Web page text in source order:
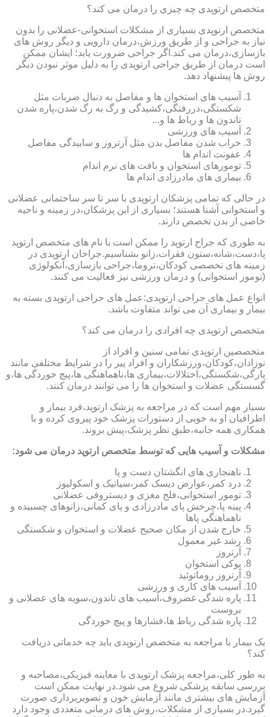
متخصص ارتوپدی چه چیزی را درمان می کند؟
متخصص ارتوپدی بسیاری از مشکلات استخوانی-عضلانی را بدون
نیاز به جراحی و از طریق ورزش،درمان دارویی و دیگر روش های
بازسازی،درمان می کند.اگر جراحی ضرورت یابد؛ ایشان ممکن
است درمان از طریق جراحی ارتوپدی را به دلیل موثر نبودن دیگر
روش ها پیشنهاد دهد.
آسیب های استخوان ها و مفاصل به دنبال ضربات مثل
شکستگی،دررفتگی،کشیدگی و رگ به رگ شدن،پاره شدن
تاندون ها و رباط ها و...
آسیب های ورزشی
خراب شدن مفاصل بدن مثل آرتروز و ساییدگی مفاصل
عفونت اندام ها
تومورهای استخوان و بافت های نرم اندام
بیماری های مادرزادی اندام ها
در حالی که تمامی پزشکان ارتوپدی با سر تا سر ساختمانی عضلانی
و استخوانی آشنا هستند؛ بسیاری از این پزشکان،در زمینه و ناحیه
خاصی از بدن تخصص دارند.
به طوری که جراح ارتوپد را ممکن است با نام های متخصص ارتوپد
پا،دست،شانه،ستون فقرات،زانو بشناسیم.جراحان ارتوپدی در
زمینه های تخصصی کودکان،تروما،جراحی بازسازی،آنکولوژی
(تومور استخوانی) و درمان ورزشی نیز فعالیت می کنند.
انواع عمل های جراحی ارتوپدی:عمل های جراحی ارتوپدی بسته به
بیمار و بیماری آن می تواند متفاوت باشد.
متخصص ارتوپدی چه افرادی را درمان می کند؟
متخصصین ارتوپدی تمامی سنین و افراد از
نوزادان،کودکان،ورزشکاران و افراد پیر را در شرایط مختلفی مانند
پارگی،شکستگی،اختلالات،بیماری ها،ناهماهنگی ها،پیچ خوردگی ها،و
گسستگی عضلات و استخوان ها را می توانند درمان کنند.
بسیار مهم است که در مراجعه به پزشک ارتوپد،فرد بیمار و
اطرافیان او به خوبی از دستورات پزشک خود پیروی کرده و با
همکاری همه جانبه،طبق نظر پزشک،پیش بروند.
مشکلات و آسیب هایی که توسط متخصص ارتوپد درمان می شود:
ناهنجاری های انگشتان دست و پا
درد کمر،عوارض دیسک کمر،سیاتیک و اسکولیوز
تومور استخوانی،فلج مغزی و دیستروفی عضلانی
پینه پا،چرخش پای مادرزادی و پای کمانی،زانوهای چسبیده و
ناهماهنگی پاها
خارج شدن از مکان صحیح عضلات و استخوان و شکستگی
رشد غیر معمول
آرتروز
پوکی استخوان
آرتروز روماتوئید
آسیب های کاری و ورزشی
پاره شدگی غضروف،آسیب های تاندون،سویه های عضلانی و
بروست
پاره شدگی رباط ها،فشارها و پیچ خوردگی
یک بیمار با مراجعه به متخصص ارتوپدی باید چه خدماتی دریافت
کند؟
به طور کلی،مراجعه پزشک ارتوپدی با معاینه فیزیکی،مصاحبه و
بررسی سابقه پزشکی شروع می شود.در نهایت ممکن است
آزمایش های بیشتری مانند آزمایش خون و تصویربرداری صورت
گیرد.در بسیاری از مشکلات،روش های درمانی متعددی وجود دارد